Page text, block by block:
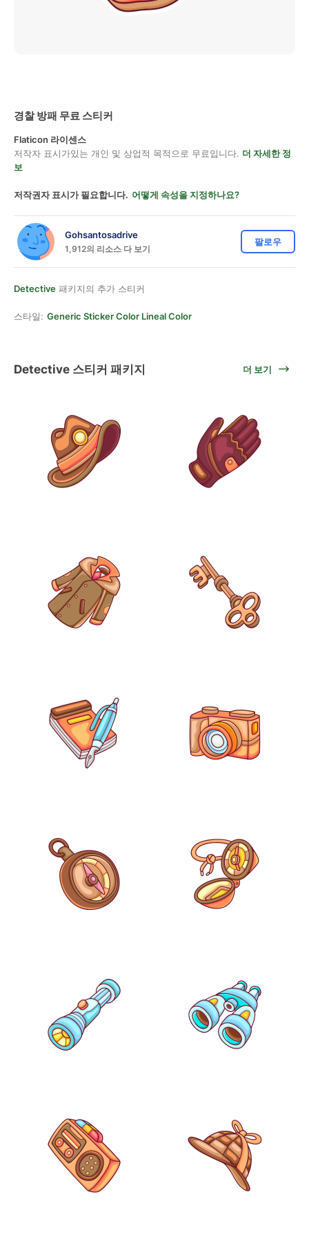
경찰 방패 무료 스티커
Flaticon 라이센스
저작자 표시가있는 개인 및 상업적 목적으로 무료입니다. 더 자세한 정
보
저작권자 표시가 필요합니다. 어떻게 속성을 지정하나요?
Gohsantosadrive
1,912의 리소스 다 보기
팔로우
Detective 패키지의 추가 스티커
스타일: Generic Sticker Color Lineal Color
Detective 스티커 패키지 더 보기